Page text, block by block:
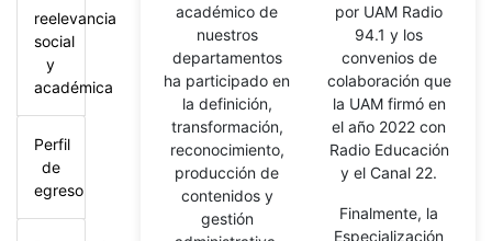
reelevancia
social
y
académica
Perfil
de
egreso
académico de
nuestros
departamentos
ha participado en
la definición,
transformación,
reconocimiento,
producción de
contenidos y
gestión
por UAM Radio
94.1 y los
convenios de
colaboración que
la UAM firmó en
el año 2022 con
Radio Educación
y el Canal 22.
Finalmente, la
Especialización